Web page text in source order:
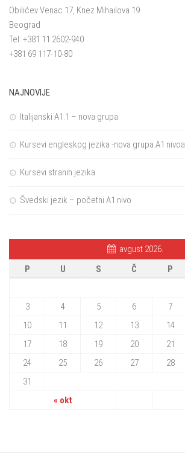
Obilićev Venac 17, Knez Mihailova 19
Beograd
Tel: +381 11 2602-940
+381 69 117-10-80
NAJNOVIJE
Italijanski A1.1 – nova grupa
Kursevi engleskog jezika -nova grupa A1 nivoa
Kursevi stranih jezika
Švedski jezik – početni A1 nivo
avgust 2026.
P
U S Č P
« okt
3
4 5 6 7
10
11 12 13 14
17
18 19 20 21
24
25 26 27 28
31